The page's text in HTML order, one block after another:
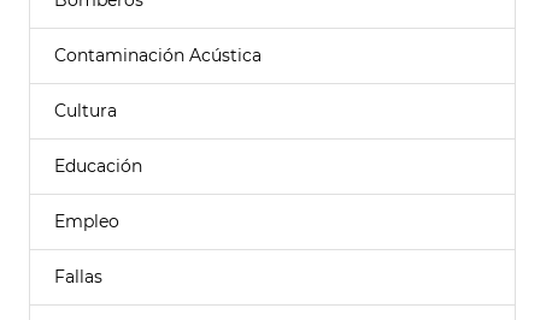
Contaminación Acústica
Cultura
Educación
Empleo
Fallas